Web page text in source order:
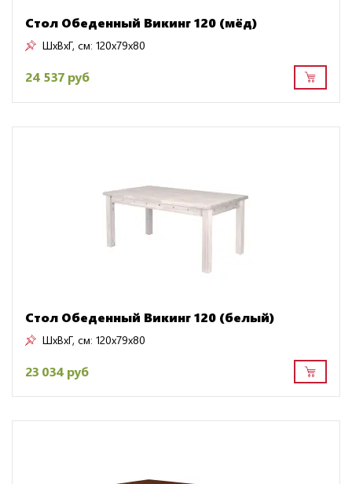
Стол Обеденный Викинг 120 (мёд)
ШxВxГ, см: 120x79x80
24 537 руб
Стол Обеденный Викинг 120 (белый)
ШxВxГ, см: 120x79x80
23 034 руб